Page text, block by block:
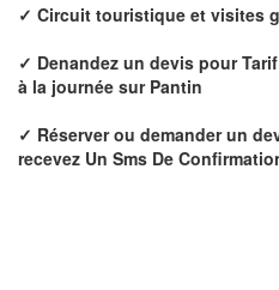
✓ Circuit touristique et visites
✓ Denandez un devis pour
à la journée sur Pantin
✓ Réserver ou demander un
recevez Un Sms De